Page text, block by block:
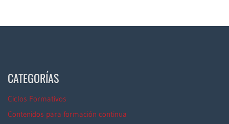
CATEGORÍAS
Ciclos Formativos
Contenidos para formación continua